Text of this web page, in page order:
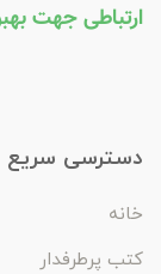
ارتباطی جهت
دسترسی سریع
خانه
کتب پرطرفدار